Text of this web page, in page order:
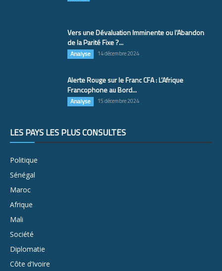
Vers une Dévaluation Imminente ou l’Abandon
de la Parité Fixe ?...
Analyse 14 décembre 2024
Alerte Rouge sur le Franc CFA : L’Afrique
Francophone au Bord...
Analyse 15 décembre 2024
LES PAYS LES PLUS CONSULTÉS
Politique
Sénégal
Maroc
Afrique
Mali
Société
Diplomatie
Côte d’Ivoire